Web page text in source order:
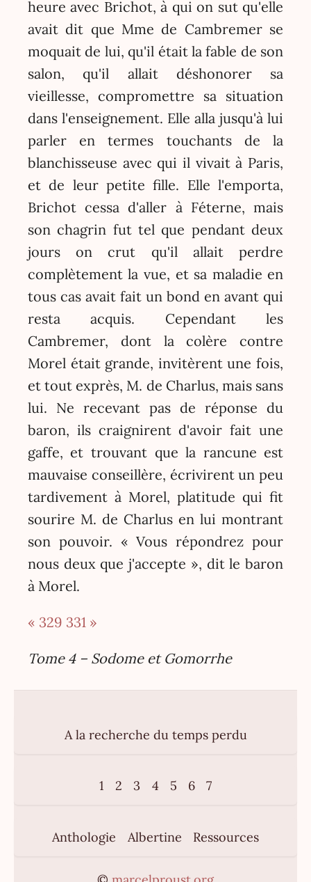
heure avec Brichot, à qui on sut qu'elle
avait dit que Mme de Cambremer se
moquait de lui, qu'il était la fable de son
salon, qu'il allait déshonorer sa
vieillesse, compromettre sa situation
dans l'enseignement. Elle alla jusqu'à lui
parler en termes touchants de la
blanchisseuse avec qui il vivait à Paris,
et de leur petite fille. Elle l'emporta,
Brichot cessa d'aller à Féterne, mais
son chagrin fut tel que pendant deux
jours on crut qu'il allait perdre
complètement la vue, et sa maladie en
tous cas avait fait un bond en avant qui
resta acquis. Cependant les
Cambremer, dont la colère contre
Morel était grande, invitèrent une fois,
et tout exprès, M. de Charlus, mais sans
lui. Ne recevant pas de réponse du
baron, ils craignirent d'avoir fait une
gaffe, et trouvant que la rancune est
mauvaise conseillère, écrivirent un peu
tardivement à Morel, platitude qui fit
sourire M. de Charlus en lui montrant
son pouvoir. « Vous répondrez pour
nous deux que j'accepte », dit le baron
à Morel.
« 329 331 »
Tome 4 – Sodome et Gomorrhe
A la recherche du temps perdu
1 2 3 4 5 6 7
Anthologie Albertine Ressources